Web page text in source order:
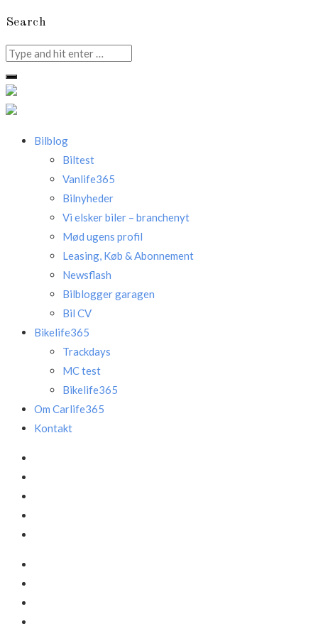
Search
Search
for:
Bilblog
Biltest
Vanlife365
Bilnyheder
Vi elsker biler – branchenyt
Mød ugens profil
Leasing, Køb & Abonnement
Newsflash
Bilblogger garagen
Bil CV
Bikelife365
Trackdays
MC test
Bikelife365
Om Carlife365
Kontakt